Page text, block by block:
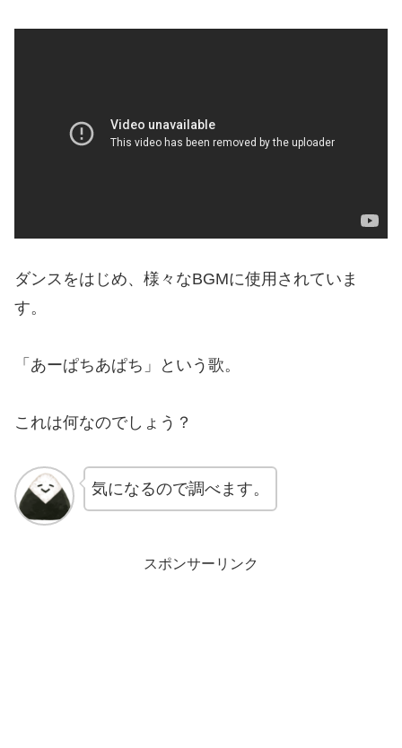
ダンスをはじめ、様々なBGMに使用されていま
す。
「あーぱちあぱち」という歌。
これは何なのでしょう？
気になるので調べます。
スポンサーリンク